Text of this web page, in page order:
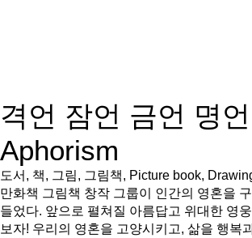
격언 잠언 금언 명
Aphorism
도서, 책, 그림, 그림책, Picture book,
만화책 그림책 창작 그룹이 인간의 영혼을
들었다. 앞으로 펼쳐질 아름답고 위대한 영
보자! 우리의 영혼을 고양시키고, 삶을 행복